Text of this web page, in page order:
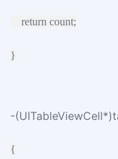
return count;
}
-
{